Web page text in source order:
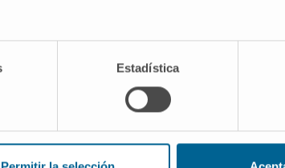
Estadística
separación) yreagieren
(reaccionar).
al español se calcó la misma estructura: ab-